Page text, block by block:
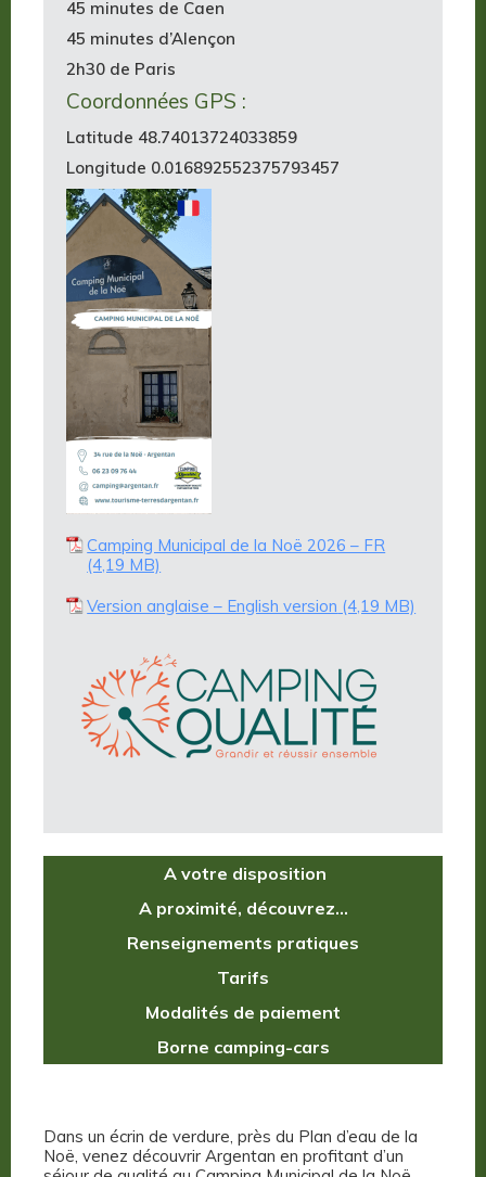
45 minutes de Caen
45 minutes d’Alençon
2h30 de Paris
Coordonnées GPS :
Latitude 48.74013724033859
Longitude 0.016892552375793457
Camping Municipal de la Noë 2026 – FR
Version anglaise – English version
A votre disposition
A proximité, découvrez…
Renseignements pratiques
Tarifs
Modalités de paiement
Borne camping-cars
Dans un écrin de verdure, près du Plan d’eau de la
Noë, venez découvrir Argentan en profitant d’un